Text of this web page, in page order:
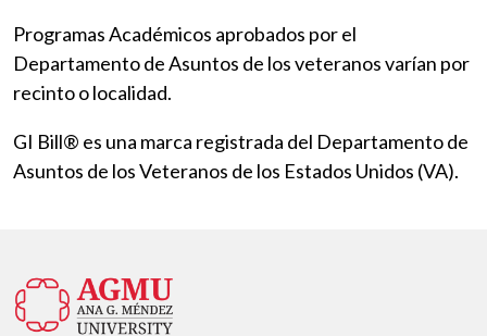
Programas Académicos aprobados por el
Departamento de Asuntos de los veteranos varían por
recinto o localidad.
GI Bill® es una marca registrada del Departamento de
Asuntos de los Veteranos de los Estados Unidos (VA).